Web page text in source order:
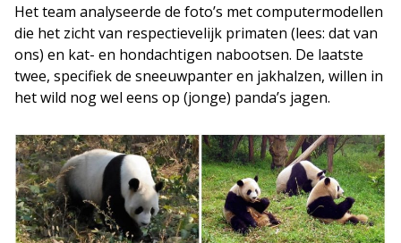
Het team analyseerde de foto’s met computermodellen
die het zicht van respectievelijk primaten (lees: dat van
ons) en kat- en hondachtigen nabootsen. De laatste
twee, specifiek de sneeuwpanter en jakhalzen, willen in
het wild nog wel eens op (jonge) panda’s jagen.